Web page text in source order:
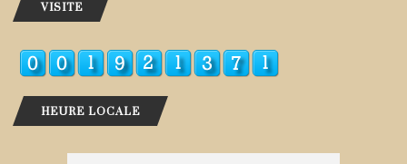
VISITE
HEURE LOCALE